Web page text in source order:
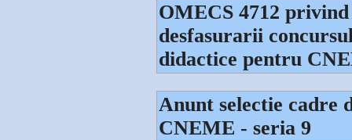
OMECS 4712
desfasurarii
didactice pentru
Anunt selectie cadre
CNEME - seria 9